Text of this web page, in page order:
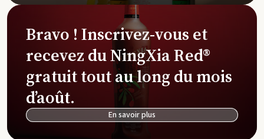
Bravo ! Inscrivez-vous et
recevez du NingXia Red®
gratuit tout au long du mois
d’août.
En savoir plus